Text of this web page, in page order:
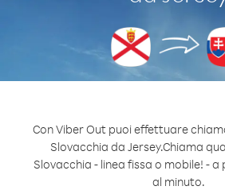
Con Viber Out puoi effettuare
Slovacchia da Jersey.Chiama
Slovacchia - linea fissa o mobile! -
al minuto.